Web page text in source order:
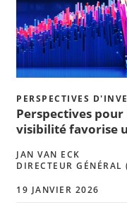
PERSPECTIVES
Perspectives
visibilité favorise
JAN VAN ECK
DIRECTEUR GÉNÉRAL
19 JANVIER 2026